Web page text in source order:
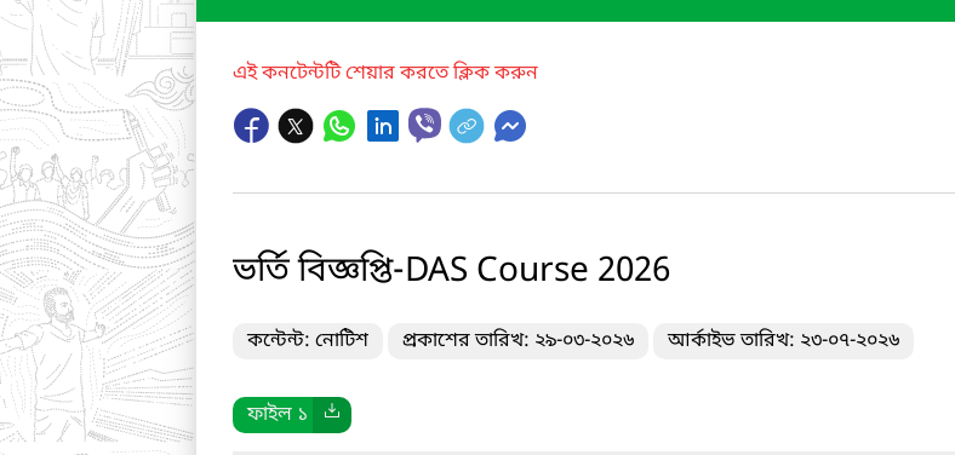
এই কনটেন্টটি শেয়ার করতে ক্লিক করুন
ভর্তি বিজ্ঞপ্তি-DAS Course 2026
কন্টেন্ট: নোটিশ প্রকাশের তারিখ: ২৯-০৩-২০২৬ আর্কাইভ তারিখ: ২৩-০৭-২০২৬
ফাইল ১